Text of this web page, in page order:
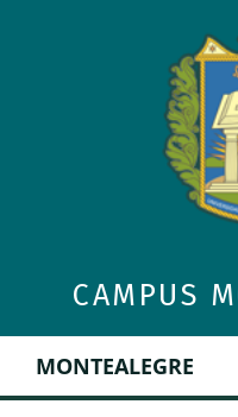
CAMPUS
MONTEALEGRE